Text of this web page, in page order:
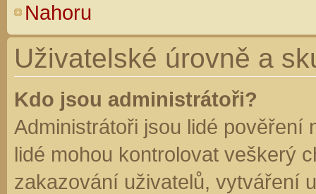
Nahoru
Uživatelské úrovně a
Kdo jsou administrátoři?
Administrátoři jsou lidé pověření
lidé mohou kontrolovat veškerý
zakazování uživatelů, vytváření